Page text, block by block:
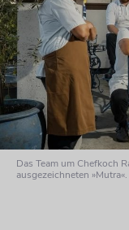
Das Team um Chefkoch
ausgezeichneten »Mutra«.